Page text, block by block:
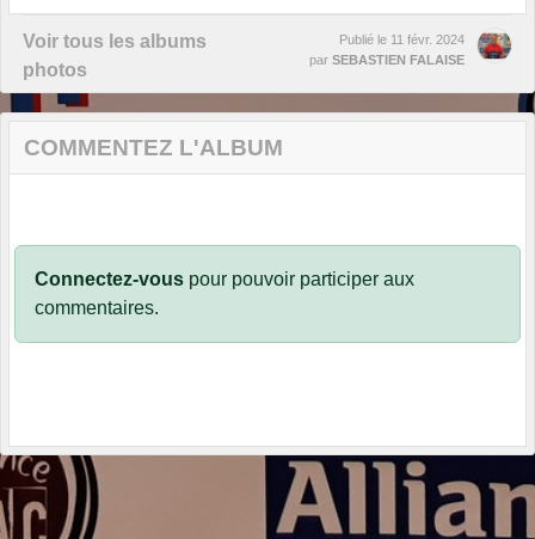
Voir tous les albums
photos
Publié le 11 févr. 2024
par SEBASTIEN FALAISE
COMMENTEZ L'ALBUM
Connectez-vous pour pouvoir participer aux
commentaires.